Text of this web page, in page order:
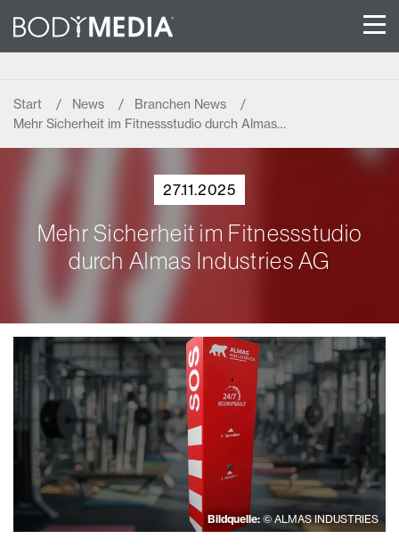
Start News
Branchen News
Mehr Sicherheit im Fitnessstudio durch Almas…
27.11.2025
Mehr Sicherheit im Fitnessstudio
durch Almas Industries AG
Bildquelle: © ALMAS INDUSTRIES